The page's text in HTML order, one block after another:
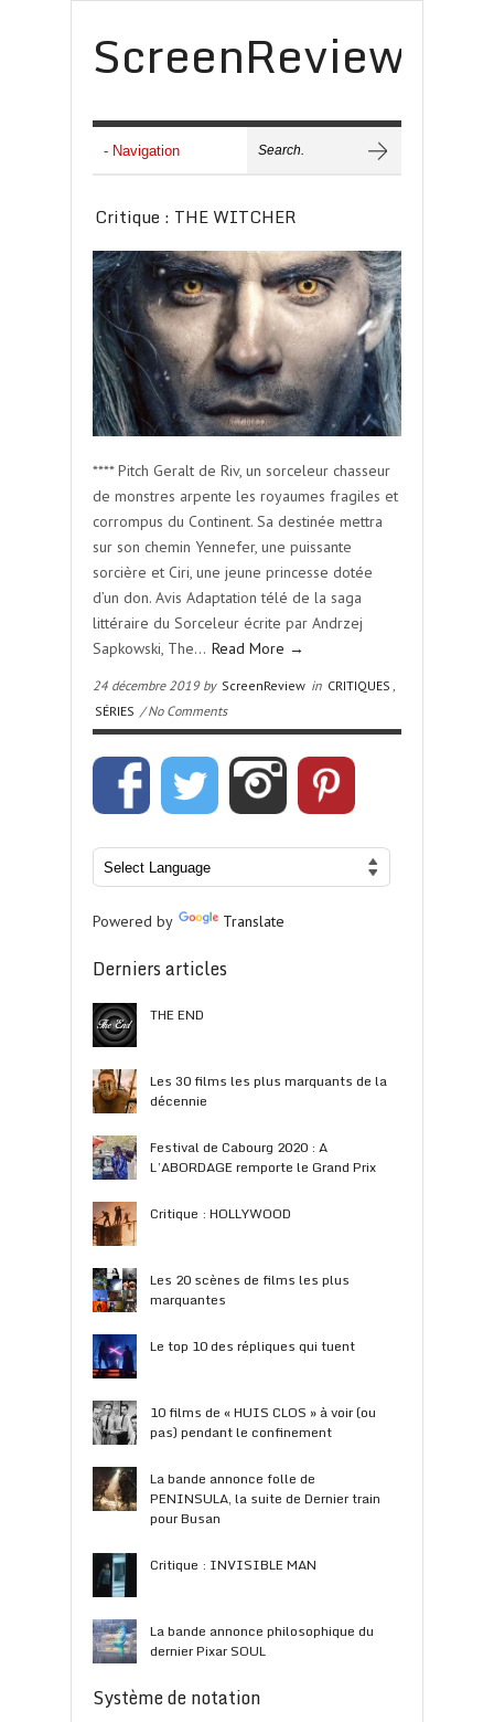
ScreenReview
Critique : THE WITCHER
**** Pitch Geralt de Riv, un sorceleur chasseur
de monstres arpente les royaumes fragiles et
corrompus du Continent. Sa destinée mettra
sur son chemin Yennefer, une puissante
sorcière et Ciri, une jeune princesse dotée
d’un don. Avis Adaptation télé de la saga
littéraire du Sorceleur écrite par Andrzej
Sapkowski, The… Read More →
24 décembre 2019 by ScreenReview in CRITIQUES ,
SÉRIES / No Comments
Powered by Translate
Derniers articles
THE END
Les 30 films les plus marquants de la
décennie
Festival de Cabourg 2020 : A
L’ABORDAGE remporte le Grand Prix
Critique : HOLLYWOOD
Les 20 scènes de films les plus
marquantes
Le top 10 des répliques qui tuent
10 films de « HUIS CLOS » à voir (ou
pas) pendant le confinement
La bande annonce folle de
PENINSULA, la suite de Dernier train
pour Busan
Critique : INVISIBLE MAN
La bande annonce philosophique du
dernier Pixar SOUL
Système de notation